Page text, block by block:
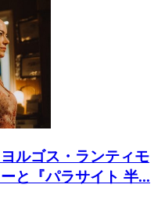
ルゴス・ランティモ
と『パラサイト 半...